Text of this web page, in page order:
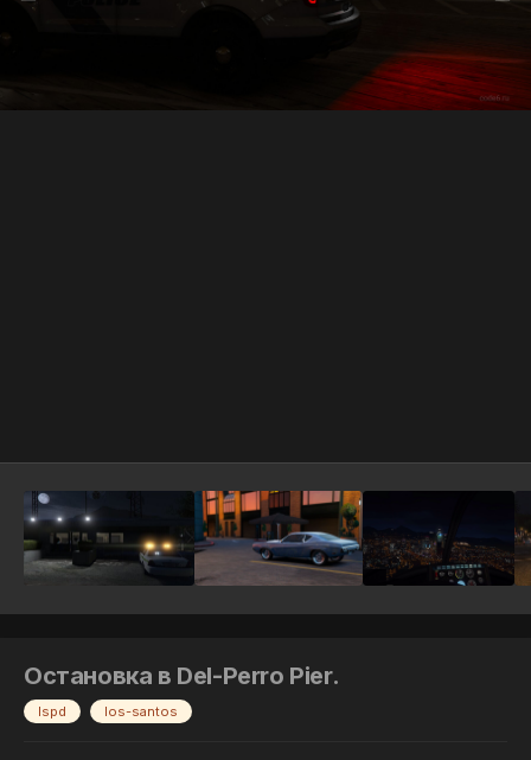
Остановка в Del-Perro Pier.
lspd los-santos